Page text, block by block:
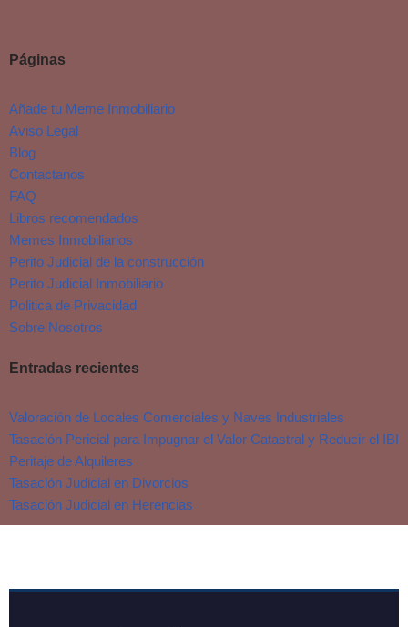
Páginas
Añade tu Meme Inmobiliario
Aviso Legal
Blog
Contactanos
FAQ
Libros recomendados
Memes Inmobiliarios
Perito Judicial de la construcción
Perito Judicial Inmobiliario
Politica de Privacidad
Sobre Nosotros
Entradas recientes
Valoración de Locales Comerciales y Naves Industriales
Tasación Pericial para Impugnar el Valor Catastral y Reducir el IBI
Peritaje de Alquileres
Tasación Judicial en Divorcios
Tasación Judicial en Herencias